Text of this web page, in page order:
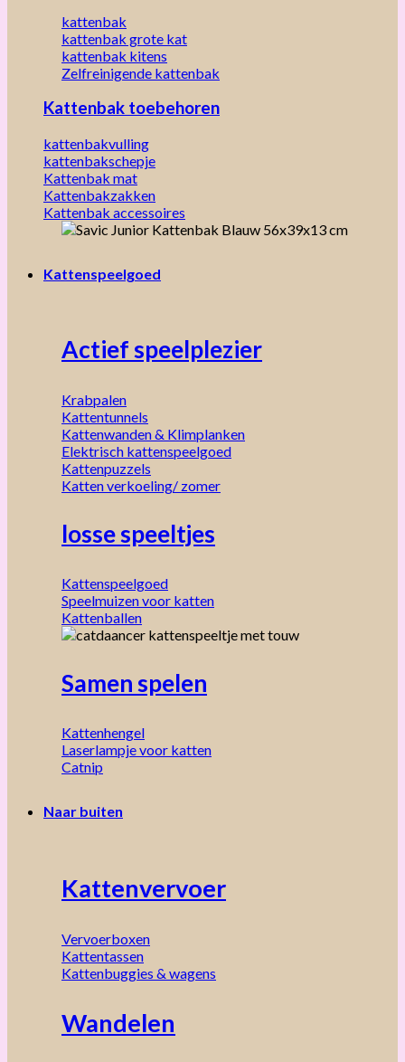
kattenbak
kattenbak grote kat
kattenbak kitens
Zelfreinigende kattenbak
Kattenbak toebehoren
kattenbakvulling
kattenbakschepje
Kattenbak mat
Kattenbakzakken
Kattenbak accessoires
Kattenspeelgoed
Actief speelplezier
Krabpalen
Kattentunnels
Kattenwanden & Klimplanken
Elektrisch kattenspeelgoed
Kattenpuzzels
Katten verkoeling/ zomer
losse speeltjes
Kattenspeelgoed
Speelmuizen voor katten
Kattenballen
Samen spelen
Kattenhengel
Laserlampje voor katten
Catnip
Naar buiten
Kattenvervoer
Vervoerboxen
Kattentassen
Kattenbuggies & wagens
Wandelen